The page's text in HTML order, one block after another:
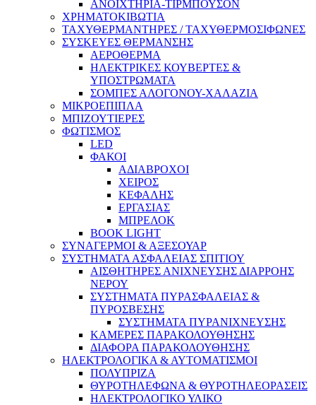
ΑΝΟΙΧΤΗΡΙΑ-ΤΙΡΜΠΟΥΣΟΝ
ΧΡΗΜΑΤΟΚΙΒΩΤΙΑ
ΤΑΧΥΘΕΡΜΑΝΤΗΡΕΣ / ΤΑΧΥΘΕΡΜΟΣΙΦΩΝΕΣ
ΣΥΣΚΕΥΕΣ ΘΕΡΜΑΝΣΗΣ
ΑΕΡΟΘΕΡΜΑ
ΗΛΕΚΤΡΙΚΕΣ ΚΟΥΒΕΡΤΕΣ &
ΥΠΟΣΤΡΩΜΑΤΑ
ΣΟΜΠΕΣ ΑΛΟΓΟΝΟΥ-ΧΑΛΑΖΙΑ
ΜΙΚΡΟΕΠΙΠΛΑ
ΜΠΙΖΟΥΤΙΕΡΕΣ
ΦΩΤΙΣΜΟΣ
LED
ΦΑΚΟΙ
ΑΔΙΑΒΡΟΧΟΙ
ΧΕΙΡΟΣ
ΚΕΦΑΛΗΣ
ΕΡΓΑΣΙΑΣ
ΜΠΡΕΛΟΚ
BOOK LIGHT
ΣΥΝΑΓΕΡΜΟΙ & ΑΞΕΣΟΥΑΡ
ΣΥΣΤΗΜΑΤΑ ΑΣΦΑΛΕΙΑΣ ΣΠΙΤΙΟΥ
ΑΙΣΘΗΤΗΡΕΣ ΑΝΙΧΝΕΥΣΗΣ ΔΙΑΡΡΟΗΣ
ΝΕΡΟΥ
ΣΥΣΤΗΜΑΤΑ ΠΥΡΑΣΦΑΛΕΙΑΣ &
ΠΥΡΟΣΒΕΣΗΣ
ΣΥΣΤΗΜΑΤΑ ΠΥΡΑΝΙΧΝΕΥΣΗΣ
ΚΑΜΕΡΕΣ ΠΑΡΑΚΟΛΟΥΘΗΣΗΣ
ΔΙΑΦΟΡΑ ΠΑΡΑΚΟΛΟΥΘΗΣΗΣ
ΗΛΕΚΤΡΟΛΟΓΙΚΑ & ΑΥΤΟΜΑΤΙΣΜΟΙ
ΠΟΛΥΠΡΙΖΑ
ΘΥΡΟΤΗΛΕΦΩΝΑ & ΘΥΡΟΤΗΛΕΟΡΑΣΕΙΣ
ΗΛΕΚΤΡΟΛΟΓΙΚΟ ΥΛΙΚΟ